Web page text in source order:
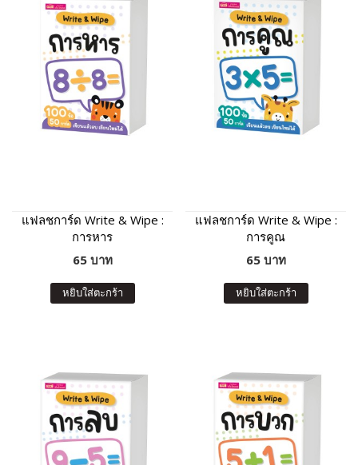
แฟลชการ์ด Write & Wipe :
การหาร
65 บาท
หยิบใส่ตะกร้า
แฟลชการ์ด Write & Wipe :
การคูณ
65 บาท
หยิบใส่ตะกร้า